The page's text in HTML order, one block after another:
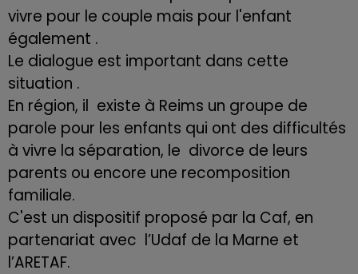
vivre pour le couple mais pour l'enfant
également .
Le dialogue est important dans cette
situation .
En région, il existe à Reims un groupe de
parole pour les enfants qui ont des difficultés
à vivre la séparation, le divorce de leurs
parents ou encore une recomposition
familiale.
C'est un dispositif proposé par la Caf, en
partenariat avec l’Udaf de la Marne et
l’ARETAF.